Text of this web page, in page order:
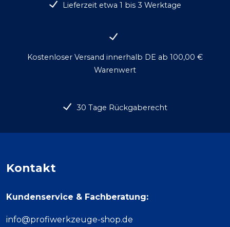
Lieferzeit etwa 1 bis 3 Werktage
Kostenloser Versand innerhalb DE ab 100,00 €
Warenwert
30 Tage Rückgaberecht
Kontakt
Kundenservice & Fachberatung:
info@profiwerkzeuge-shop.de